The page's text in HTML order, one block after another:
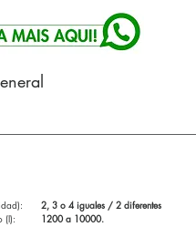
(l):
2, 3 o 4 iguales / 2 diferentes
1200 a 10000.